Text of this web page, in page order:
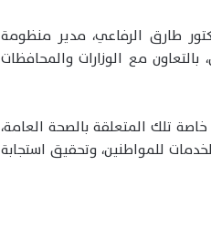
طارق الرفاعي، مدير منظومة
مع الوزارات والمحافظات
تلك المتعلقة بالصحة العامة،
للمواطنين، وتحقيق استجابة